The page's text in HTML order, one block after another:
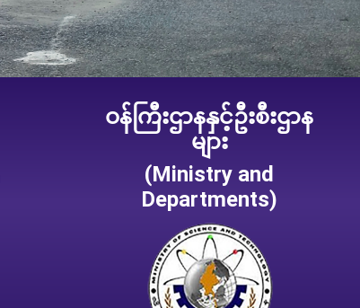
ဝန်ကြီးဌာနနှင့်ဦးစီးဌာန
များ
(Ministry and
Departments)